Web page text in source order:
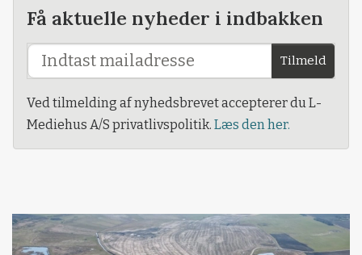
Få aktuelle nyheder i indbakken
Tilmeld
Ved tilmelding af nyhedsbrevet accepterer du L-
Mediehus A/S privatlivspolitik. Læs den her.